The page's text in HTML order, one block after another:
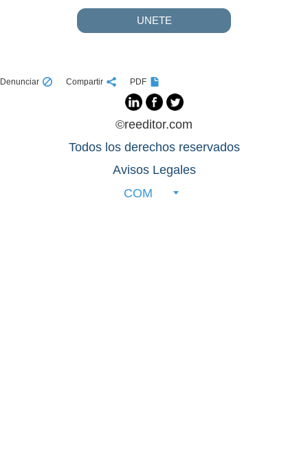
UNETE
Denunciar Compartir PDF
©reeditor.com
Todos los derechos reservados
Avisos Legales